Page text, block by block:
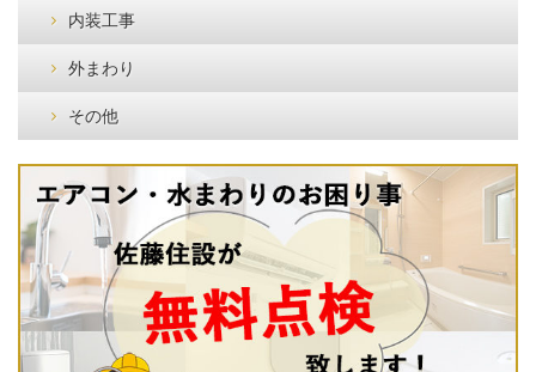
内装工事
外まわり
その他